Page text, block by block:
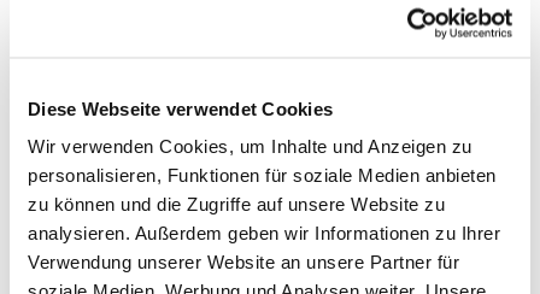
Diese Webseite verwendet Cookies
Wir verwenden Cookies, um Inhalte und Anzeigen zu
personalisieren, Funktionen für soziale Medien anbieten
zu können und die Zugriffe auf unsere Website zu
analysieren. Außerdem geben wir Informationen zu Ihrer
Verwendung unserer Website an unsere Partner für
7. Dezember 2017
Beitrag teilen